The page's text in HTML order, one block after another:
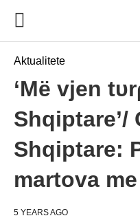
Aktualitete
‘Më vjen
Shqiptare’/
Shqiptare:
martοva
5 YEARS AGO